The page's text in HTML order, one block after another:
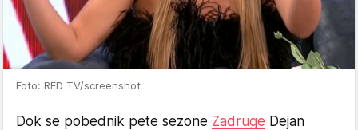
Foto: RED TV/screenshot
Dok se pobednik pete sezone Zadruge Dejan